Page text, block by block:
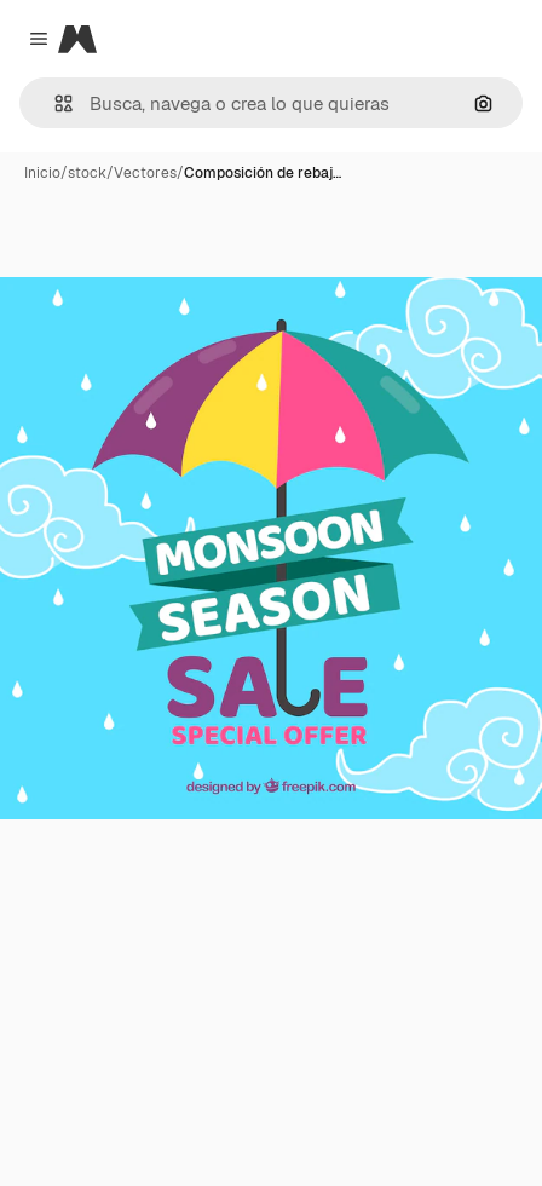
Close menu
Magnific
Inicio/stock/Vectores/Composición de rebaj…